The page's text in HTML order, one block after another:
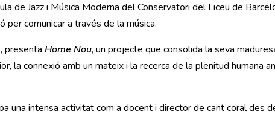
de Jazz i Música Moderna del Conservatori del Liceu de
per comunicar a través de la música.
, presenta Home Nou, un projecte que consolida la seva
la connexió amb un mateix i la recerca de la plenitud humana
una intensa activitat com a docent i director de cant coral des